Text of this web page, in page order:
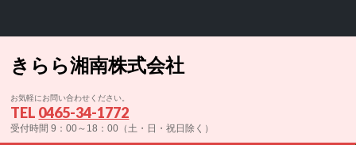
きらら湘南株式会社
お気軽にお問い合わせください。
TEL 0465-34-1772
受付時間 9：00～18：00（土・日・祝日除く）